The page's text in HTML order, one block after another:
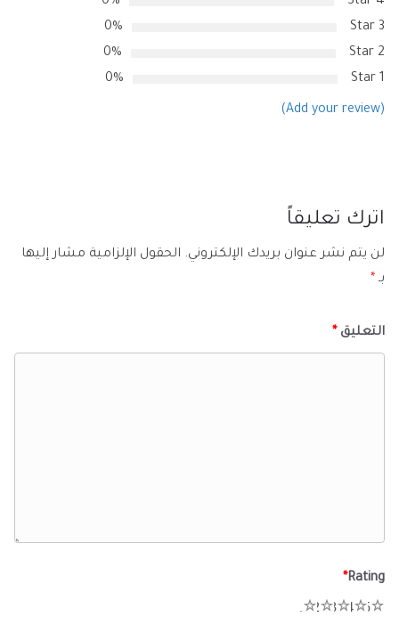
3 Star
0%
2 Star
0%
1 Star
0%
(Add your review)
اترك تعليقاً
لن يتم نشر عنوان بريدك الإلكتروني. الحقول الإلزامية مشار إليها
بـ *
التعليق *
Rating
*
5
4
3
2